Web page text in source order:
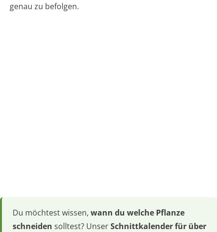
genau zu befolgen.
Du möchtest wissen, wann du welche Pflanze
schneiden solltest? UnserSchnittkalender für über